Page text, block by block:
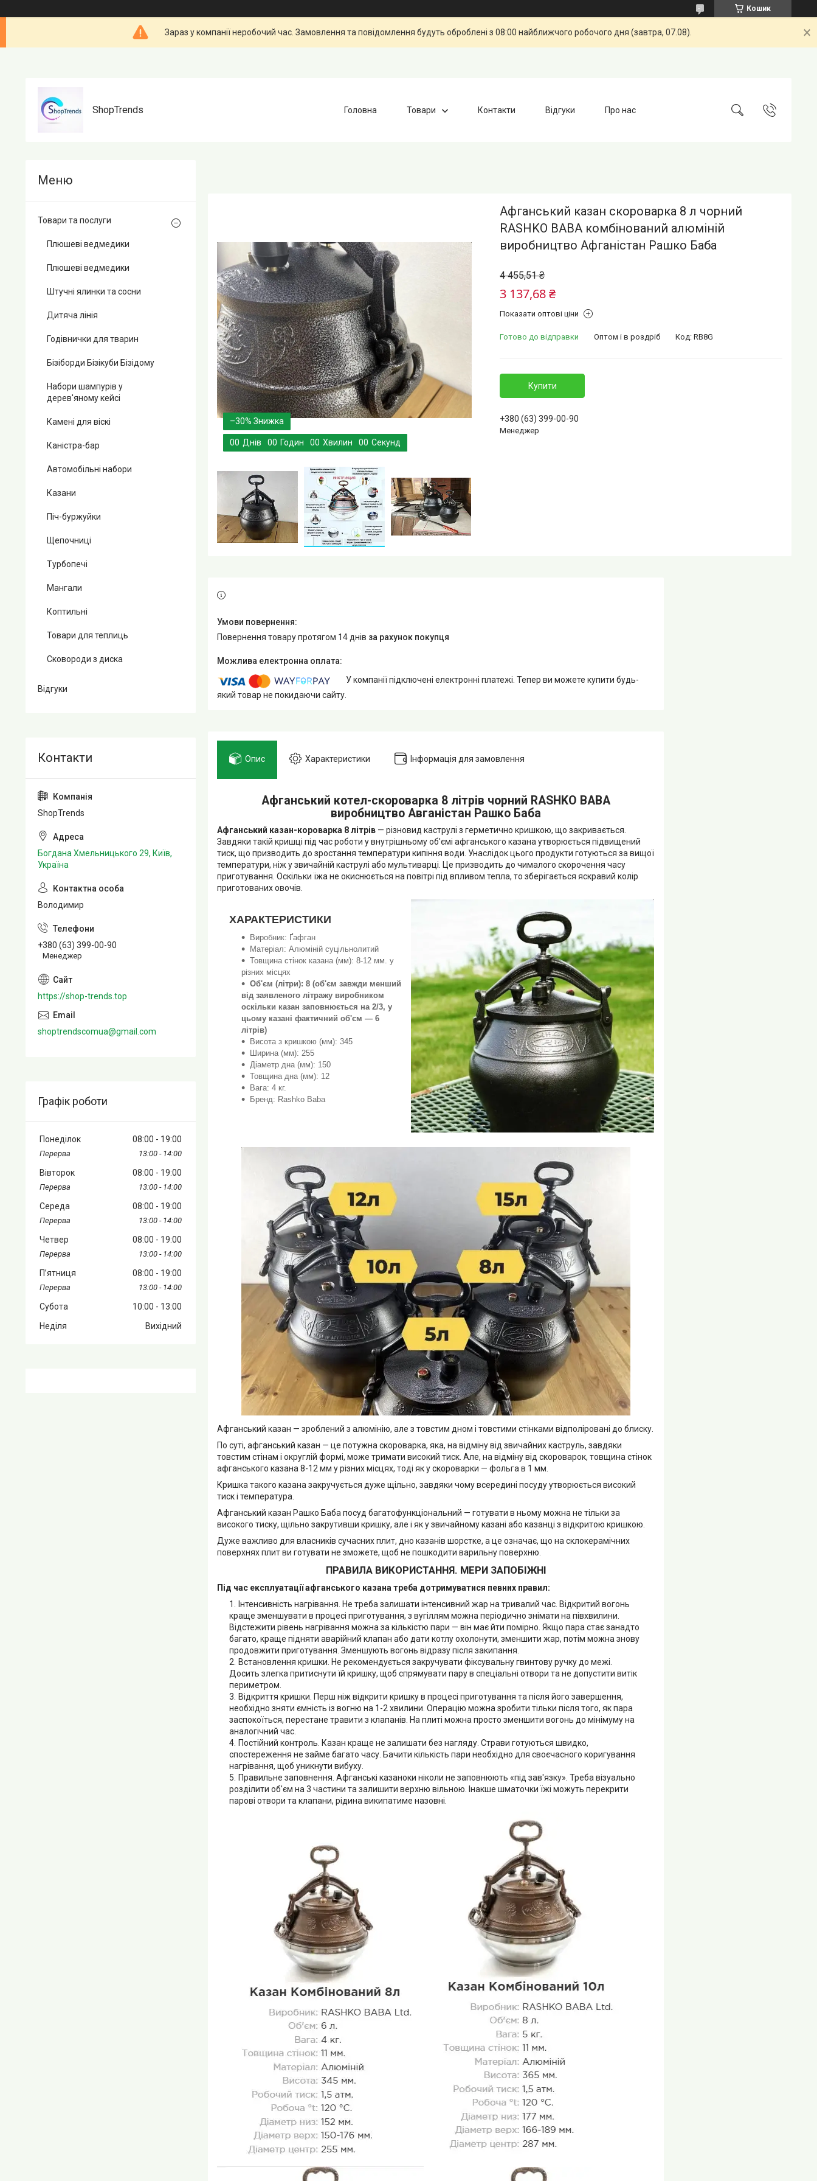
Кошик
Зараз у компанії неробочий час. Замовлення та повідомлення будуть оброблені з 08:00 найближчого робочого дня (завтра, 07.08).
ShopTrends Головна Товари Контакти Відгуки Про нас
–30%
00 Днів 00 Годин 00 Хвилин 00 Секунд
Афганський казан скороварка 8 л чорний
RASHKO BABA комбінований алюміній
виробництво Афганістан Рашко Баба
4 455,51 ₴
3 137,68 ₴
Показати оптові ціни
Готово до відправки Оптом і в роздріб Код: RB8G
Купити
+380 (63) 399-00-90
Менеджер
повернення товару протягом 14 днів за рахунок покупця
У компанії підключені електронні платежі. Тепер ви можете купити будь-
який товар не покидаючи сайту.
Опис Характеристики Інформація для замовлення
Афганський котел-скороварка 8 літрів чорний RASHKO BABA
виробництво Авганістан Рашко Баба
Афганський казан-короварка 8 літрів — різновид каструлі з герметично кришкою, що закривається.
Завдяки такій кришці під час роботи у внутрішньому об'ємі афганського казана утворюється підвищений
тиск, що призводить до зростання температури кипіння води. Унаслідок цього продукти готуються за вищої
температури, ніж у звичайній каструлі або мультиварці. Це призводить до чималого скорочення часу
приготування. Оскільки їжа не окиснюється на повітрі під впливом тепла, то зберігається яскравий колір
приготованих овочів.
ХАРАКТЕРИСТИКИ
Виробник: Ґафган
Матеріал: Алюміній суцільнолитий
Товщина стінок казана (мм): 8-12 мм. у
різних місцях
Об'єм (літри): 8 (об'єм завжди менший
від заявленого літражу виробником
оскільки казан заповнюється на 2/3, у
цьому казані фактичний об'єм — 6
літрів)
Висота з кришкою (мм): 345
Ширина (мм): 255
Діаметр дна (мм): 150
Товщина дна (мм): 12
Вага: 4 кг.
Бренд: Rashko Baba
Афганський казан — зроблений з алюмінію, але з товстим дном і товстими стінками відполіровані до блиску.
По суті, афганський казан — це потужна скороварка, яка, на відміну від звичайних каструль, завдяки
товстим стінам і округлій формі, може тримати високий тиск. Але, на відміну від скороварок, товщина стінок
афганського казана 8-12 мм у різних місцях, тоді як у скороварки — фольга в 1 мм.
Кришка такого казана закручується дуже щільно, завдяки чому всередині посуду утворюється високий
тиск і температура.
Афганський казан Рашко Баба посуд багатофункціональний — готувати в ньому можна не тільки за
високого тиску, щільно закрутивши кришку, але і як у звичайному казані або казанці з відкритою кришкою.
Дуже важливо для власників сучасних плит, дно казанів шорстке, а це означає, що на склокерамічних
поверхнях плит ви готувати не зможете, щоб не пошкодити варильну поверхню.
ПРАВИЛА ВИКОРИСТАННЯ. МЕРИ ЗАПОБІЖНІ
Під час експлуатації афганського казана треба дотримуватися певних правил:
Інтенсивність нагрівання. Не треба залишати інтенсивний жар на тривалий час. Відкритий вогонь
краще зменшувати в процесі приготування, з вугіллям можна періодично знімати на півхвилини.
Відстежити рівень нагрівання можна за кількістю пари — він має йти помірно. Якщо пара стає занадто
багато, краще підняти аварійний клапан або дати котлу охолонути, зменшити жар, потім можна знову
продовжити приготування. Зменшують вогонь відразу після закипання.
Встановлення кришки. Не рекомендується закручувати фіксувальну гвинтову ручку до межі.
Досить злегка притиснути їй кришку, щоб спрямувати пару в спеціальні отвори та не допустити витік
периметром.
Відкриття кришки. Перш ніж відкрити кришку в процесі приготування та після його завершення,
необхідно зняти ємність із вогню на 1-2 хвилини. Операцію можна зробити тільки після того, як пара
заспокоїться, перестане травити з клапанів. На плиті можна просто зменшити вогонь до мінімуму на
аналогічний час.
Постійний контроль. Казан краще не залишати без нагляду. Страви готуються швидко,
спостереження не займе багато часу. Бачити кількість пари необхідно для своєчасного коригування
нагрівання, щоб уникнути вибуху.
Правильне заповнення. Афганські казаноки ніколи не заповнюють «під зав'язку». Треба візуально
розділити об'єм на 3 частини та залишити верхню вільною. Інакше шматочки їжі можуть перекрити
парові отвори та клапани, рідина википатиме назовні.
Товари та послуги
Плюшеві ведмедики
Плюшеві ведмедики
Штучні ялинки та сосни
Дитяча лінія
Годівнички для тварин
Бізіборди Бізікуби Бізідому
Набори шампурів у
дерев'яному кейсі
Камені для віскі
Каністра-бар
Автомобільні набори
Казани
Піч-буржуйки
Щепочниці
Турбопечі
Мангали
Коптильні
Товари для теплиць
Сковороди з диска
Відгуки
ShopTrends
Богдана Хмельницького 29, Київ,
Україна
Володимир
+380 (63) 399-00-90
Менеджер
https://shop-trends.top
shoptrendscomua@gmail.com
Графік роботи
Понеділок 08:00 19:00
13:00 14:00
Вівторок 08:00 19:00
13:00 14:00
Середа 08:00 19:00
13:00 14:00
Четвер 08:00 19:00
13:00 14:00
Пʼятниця 08:00 19:00
13:00 14:00
Субота 10:00
13:00
Неділя
Вихідний